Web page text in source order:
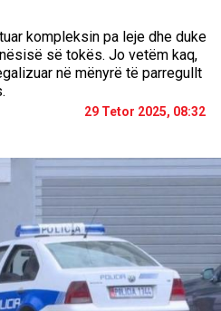
kompleksin pa leje dhe duke
së tokës. Jo vetëm kaq,
në mënyrë të parregullt
29 Tetor 2025, 08:32